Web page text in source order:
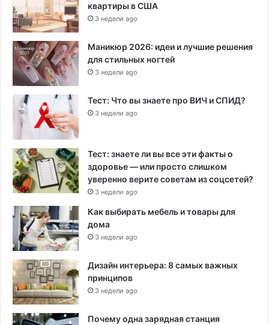
квартиры в США
3 недели ago
Маникюр 2026: идеи и лучшие решения
для стильных ногтей
3 недели ago
Тест: Что вы знаете про ВИЧ и СПИД?
3 недели ago
Тест: знаете ли вы все эти факты о
здоровье — или просто слишком
уверенно верите советам из соцсетей?
3 недели ago
Как выбирать мебель и товары для
дома
3 недели ago
Дизайн интерьера: 8 самых важных
принципов
3 недели ago
Почему одна зарядная станция